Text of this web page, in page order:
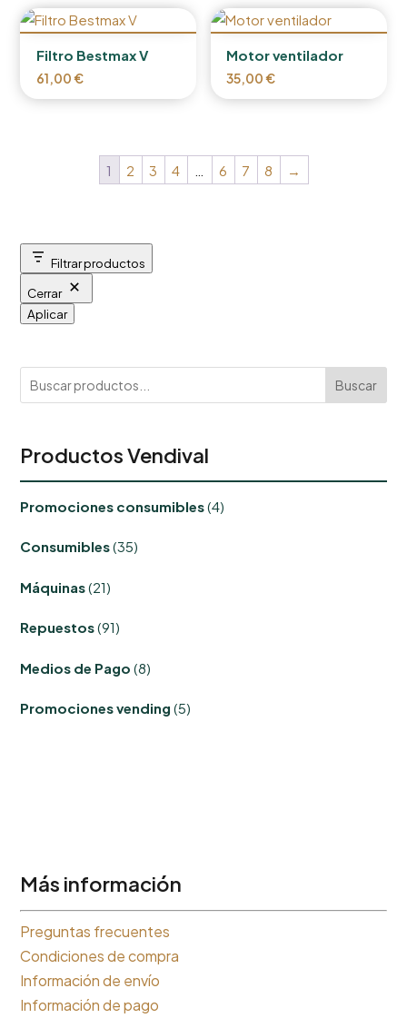
Filtro Bestmax V
61,00€
Motor ventilador
35,00€
1 2 3 4 6 7 8 →
Filtrar productos
Cerrar
Aplicar
Buscar
Productos Vendival
Promociones consumibles 44
productos
Consumibles 3535
productos
Máquinas 2121
productos
Repuestos 9191
productos
Medios de Pago 88
productos
Promociones vending 55
productos
Más información
Preguntas frecuentes
Condiciones de compra
Información de envío
Información de pago